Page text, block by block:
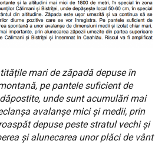
mari de zăpadă depuse în
pe pantele suficient de
unde sunt acumulări mai
avalanșe mici și medii, prin
depuse peste stratul vechi și
și alunecarea unor plăci de vânt